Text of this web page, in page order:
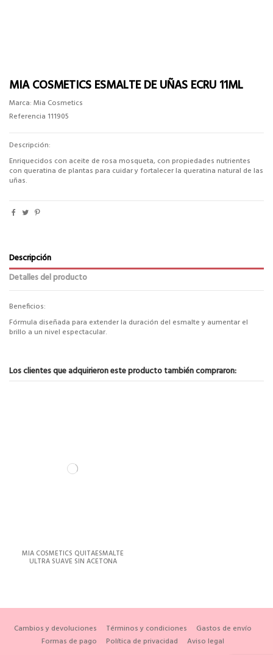
MIA COSMETICS ESMALTE DE UÑAS ECRU 11ML
Marca: Mia Cosmetics
Referencia 111905
Descripción:
Enriquecidos con aceite de rosa mosqueta, con propiedades nutrientes
con queratina de plantas para cuidar y fortalecer la queratina natural de las
uñas.
Descripción
Detalles del producto
Beneficios:
Fórmula diseñada para extender la duración del esmalte y aumentar el
brillo a un nivel espectacular.
Los clientes que adquirieron este producto también compraron:
MIA COSMETICS QUITAESMALTE
ULTRA SUAVE SIN ACETONA
Cambios y devoluciones Términos y condiciones
Gastos de envío
Formas de pago
Política de privacidad Aviso legal